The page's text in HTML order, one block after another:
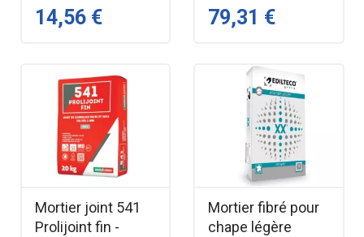
14,56 € 79,31 €
Mortier joint 541
Prolijoint fin -
Mortier fibré pour
chape légère